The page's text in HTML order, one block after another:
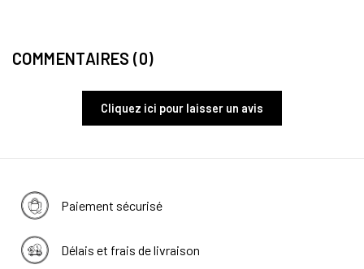
COMMENTAIRES (0)
Cliquez ici pour laisser un avis
Paiement sécurisé
Délais et frais de livraison